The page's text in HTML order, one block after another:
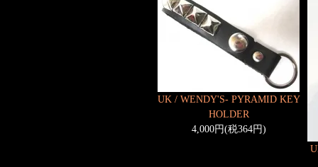
UK / WENDY'S- PYRAMID KEY
HOLDER
4,000円(税364円)